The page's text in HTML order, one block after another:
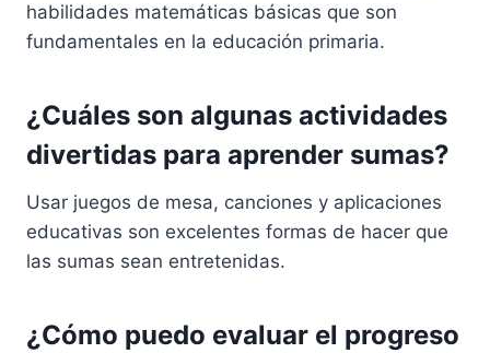
habilidades matemáticas básicas que son
fundamentales en la educación primaria.
¿Cuáles son algunas actividades
divertidas para aprender sumas?
Usar juegos de mesa, canciones y aplicaciones
educativas son excelentes formas de hacer que
las sumas sean entretenidas.
¿Cómo puedo evaluar el progreso